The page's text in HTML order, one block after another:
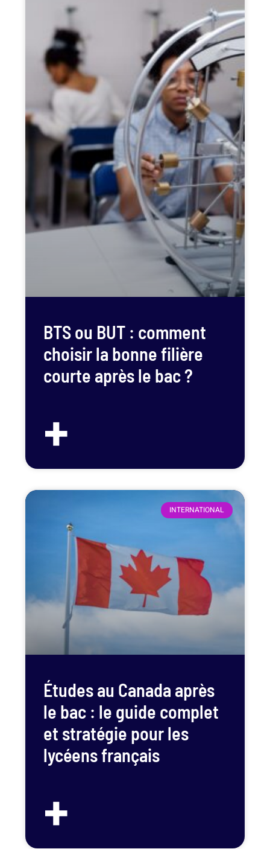
BTS ou BUT : comment
choisir la bonne filière
courte après le bac ?
+
INTERNATIONAL
Études au Canada après
le bac : le guide complet
et stratégie pour les
lycéens français
+